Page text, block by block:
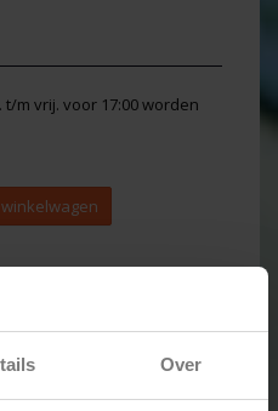
Over
m vrij. voor 17:00 worden